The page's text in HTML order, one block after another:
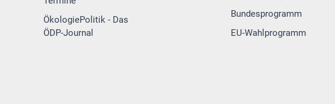
ÖkologiePolitik - Das
ÖDP-Journal
Bundesprogramm
EU-Wahlprogramm